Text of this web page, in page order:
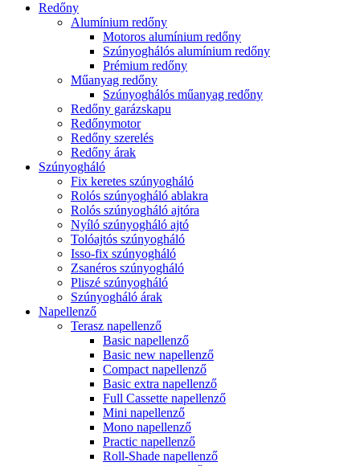
Redőny
Alumínium redőny
Motoros alumínium redőny
Szúnyoghálós alumínium redőny
Prémium redőny
Műanyag redőny
Szúnyoghálós műanyag redőny
Redőny garázskapu
Redőnymotor
Redőny szerelés
Redőny árak
Szúnyogháló
Fix keretes szúnyogháló
Rolós szúnyogháló ablakra
Rolós szúnyogháló ajtóra
Nyíló szúnyogháló ajtó
Tolóajtós szúnyogháló
Isso-fix szúnyogháló
Zsanéros szúnyogháló
Pliszé szúnyogháló
Szúnyogháló árak
Napellenző
Terasz napellenző
Basic napellenző
Basic new napellenző
Compact napellenző
Basic extra napellenző
Full Cassette napellenző
Mini napellenző
Mono napellenző
Practic napellenző
Roll-Shade napellenző